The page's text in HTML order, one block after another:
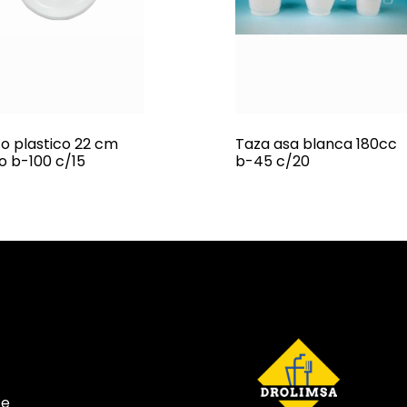
plastico 22 cm
b-100 c/15
Taza asa blanca 180cc
b-45 c/20